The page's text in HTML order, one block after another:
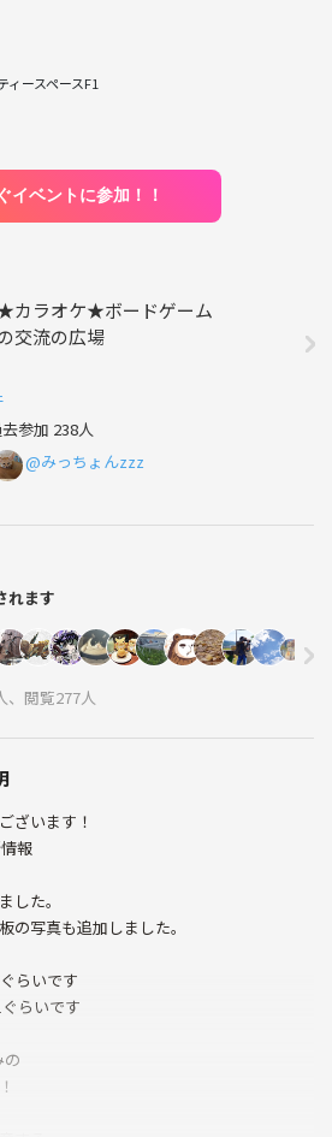
ィースペースF1
イベントに参加！！
カラオケ★ボードゲーム
交流の広場
参加 238人
@みっちょんzzz
れます
、閲覧277人
ざいます！
報
した。
の写真も追加しました。
らいです
らいです
の